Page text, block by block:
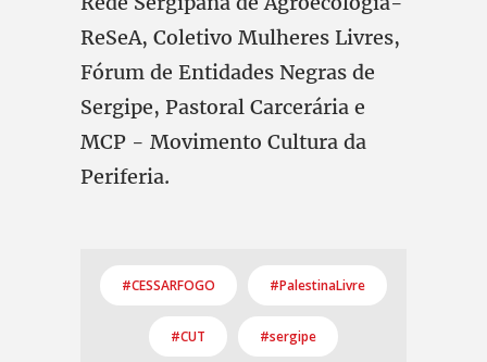
ReSeA, Coletivo Mulheres Livres,
Fórum de Entidades Negras de
Sergipe, Pastoral Carcerária e
MCP - Movimento Cultura da
Periferia.
#CESSARFOGO #PalestinaLivre
#CUT #sergipe